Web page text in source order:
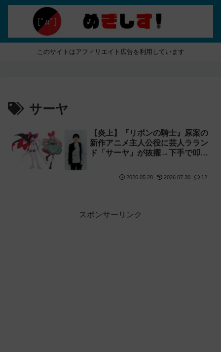
このサイトはアフィリエイト広告を利用しています
サーヤ
【炎上】『リボンの騎士』原案の
新作アニメ主人公役に芸人ララン
ド「サーヤ」が抜擢→下手で叩か
2026.05.28 2026.07.30 12
スポンサーリンク